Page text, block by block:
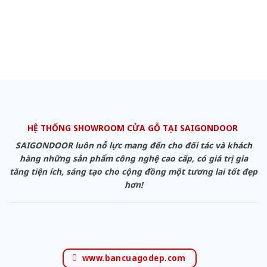
HỆ THỐNG SHOWROOM CỬA GỖ TẠI SAIGONDOOR
SAIGONDOOR luôn nỗ lực mang đến cho đối tác và khách
hàng những sản phẩm công nghệ cao cấp, có giá trị gia
tăng tiện ích, sáng tạo cho cộng đồng một tương lai tốt đẹp
hơn!
www.bancuagodep.com